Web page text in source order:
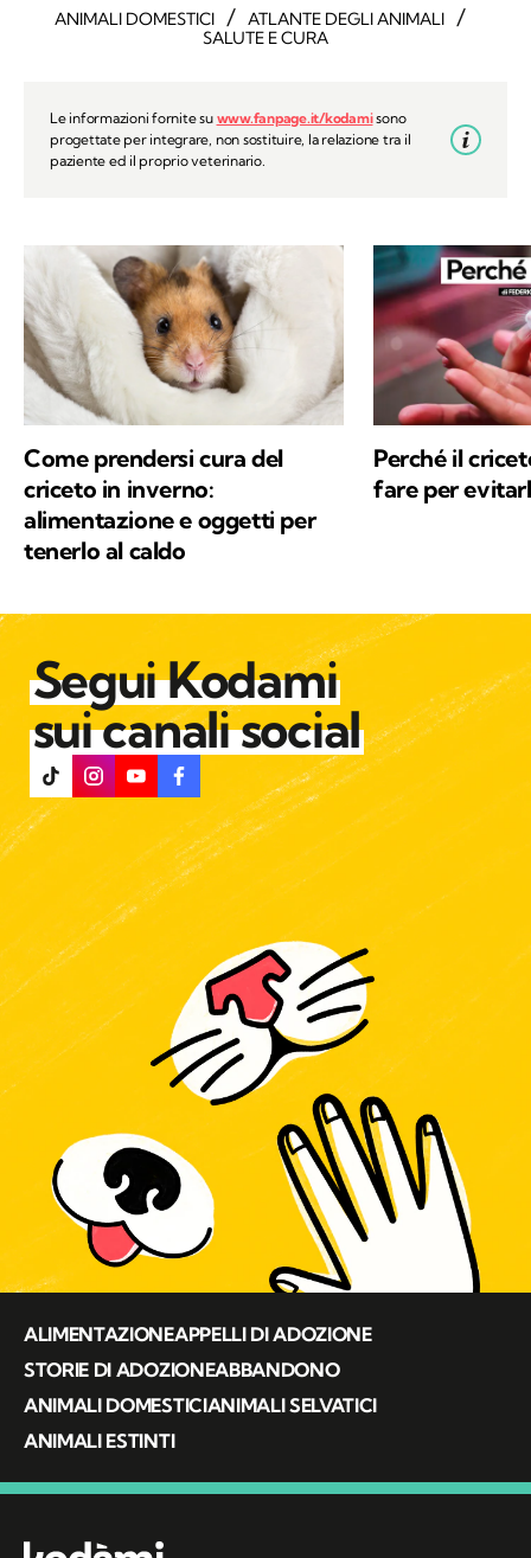
ANIMALI DOMESTICI / ATLANTE DEGLI ANIMALI /
SALUTE E CURA
Le informazioni fornite su www.fanpage.it/kodamisono
progettate per integrare, non sostituire, la relazione tra il
paziente ed il proprio veterinario.
Come prendersi cura del
criceto in inverno:
alimentazione e oggetti per
tenerlo al caldo
Perché il
fare per
Segui Kodami
sui canali social
ALIMENTAZIONEAPPELLI DI ADOZIONE
STORIE DI ADOZIONEABBANDONO
ANIMALI DOMESTICIANIMALI SELVATICI
ANIMALI ESTINTI